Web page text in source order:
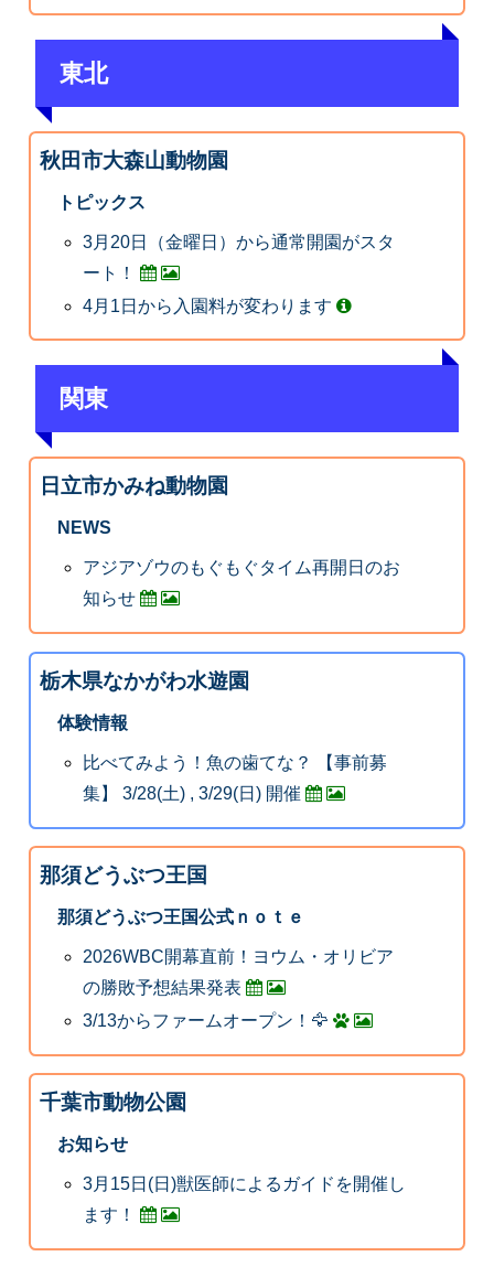
東北
秋田市大森山動物園
トピックス
3月20日（金曜日）から通常開園がスタ
ート！
4月1日から入園料が変わります
関東
日立市かみね動物園
NEWS
アジアゾウのもぐもぐタイム再開日のお
知らせ
栃木県なかがわ水遊園
体験情報
比べてみよう！魚の歯てな？ 【事前募
集】 3/28(土) , 3/29(日) 開催
那須どうぶつ王国
那須どうぶつ王国公式ｎｏｔｅ
2026WBC開幕直前！ヨウム・オリビア
の勝敗予想結果発表
3/13からファームオープン！🦅
千葉市動物公園
お知らせ
3月15日(日)獣医師によるガイドを開催し
ます！